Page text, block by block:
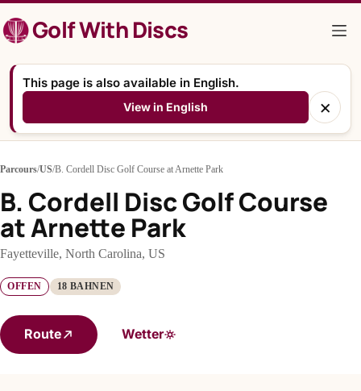
Inhalt
springenGolf With Discs
This page is also available in English.
View in English ×
Parcours/US/B. Cordell Disc Golf Course at Arnette Park
B. Cordell Disc Golf Course
at Arnette Park
Fayetteville, North Carolina, US
OFFEN 18 BAHNEN
Route Wetter